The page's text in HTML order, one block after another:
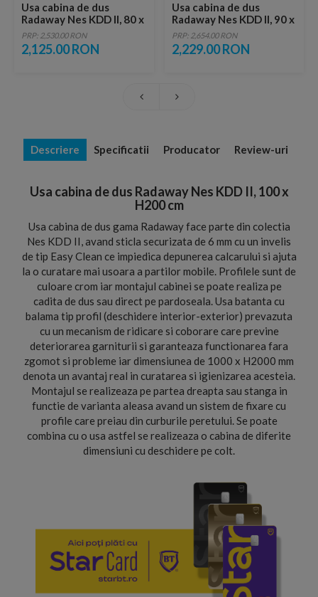
Usa cabina de dus
Radaway Nes KDD II, 80 x
H200 cm
PRP: 2,530.00 RON
2,125.00 RON
Usa cabina de dus
Radaway Nes KDD II, 90 x
H200 cm
PRP: 2,654.00 RON
2,229.00 RON
Descriere Specificatii Producator Review-uri
Usa cabina de dus Radaway Nes KDD II, 100 x
H200 cm
Usa cabina de dus gama Radaway face parte din colectia
Nes KDD II, avand sticla securizata de 6 mm cu un invelis
de tip Easy Clean ce impiedica depunerea calcarului si ajuta
la o curatare mai usoara a partilor mobile. Profilele sunt de
culoare crom iar montajul cabinei se poate realiza pe
cadita de dus sau direct pe pardoseala. Usa batanta cu
balama tip profil (deschidere interior-exterior) prevazuta
cu un mecanism de ridicare si coborare care previne
deteriorarea garniturii si garanteaza functionarea fara
zgomot si probleme iar dimensiunea de 1000 x H2000 mm
denota un avantaj real in curatarea si igienizarea acesteia.
Montajul se realizeaza pe partea dreapta sau stanga in
functie de varianta aleasa avand un sistem de fixare cu
profile care preiau din curburile peretului. Se poate
combina cu o usa astfel se realizeaza o cabina de diferite
dimensiuni cu deschidere pe colt.